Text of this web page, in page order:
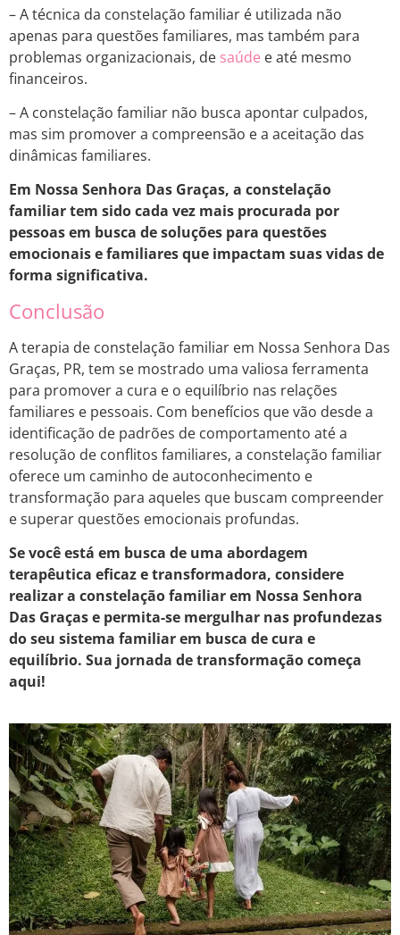
– A técnica da constelação familiar é utilizada não
apenas para questões familiares, mas também para
problemas organizacionais, de saúde e até mesmo
financeiros.
– A constelação familiar não busca apontar culpados,
mas sim promover a compreensão e a aceitação das
dinâmicas familiares.
Em Nossa Senhora Das Graças, a constelação
familiar tem sido cada vez mais procurada por
pessoas em busca de soluções para questões
emocionais e familiares que impactam suas vidas de
forma significativa.
Conclusão
A terapia de constelação familiar em Nossa Senhora Das
Graças, PR, tem se mostrado uma valiosa ferramenta
para promover a cura e o equilíbrio nas relações
familiares e pessoais. Com benefícios que vão desde a
identificação de padrões de comportamento até a
resolução de conflitos familiares, a constelação familiar
oferece um caminho de autoconhecimento e
transformação para aqueles que buscam compreender
e superar questões emocionais profundas.
Se você está em busca de uma abordagem
terapêutica eficaz e transformadora, considere
realizar a constelação familiar em Nossa Senhora
Das Graças e permita-se mergulhar nas profundezas
do seu sistema familiar em busca de cura e
equilíbrio. Sua jornada de transformação começa
aqui!